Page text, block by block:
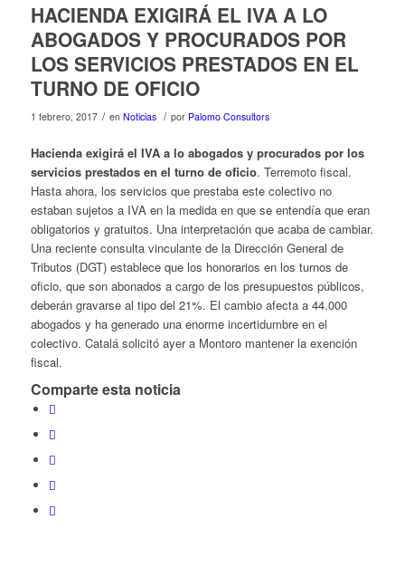
HACIENDA EXIGIRÁ EL IVA A LO
ABOGADOS Y PROCURADOS POR
LOS SERVICIOS PRESTADOS EN EL
TURNO DE OFICIO
1 febrero, 2017 / en Noticias / por Palomo Consultors
Hacienda exigirá el IVA a lo abogados y procurados por los
servicios prestados en el turno de oficio. Terremoto fiscal.
Hasta ahora, los servicios que prestaba este colectivo no
estaban sujetos a IVA en la medida en que se entendía que eran
obligatorios y gratuitos. Una interpretación que acaba de cambiar.
Una reciente consulta vinculante de la Dirección General de
Tributos (DGT) establece que los honorarios en los turnos de
oficio, que son abonados a cargo de los presupuestos públicos,
deberán gravarse al tipo del 21%. El cambio afecta a 44.000
abogados y ha generado una enorme incertidumbre en el
colectivo. Catalá solicitó ayer a Montoro mantener la exención
fiscal.
Comparte esta noticia